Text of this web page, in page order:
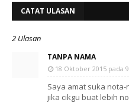
CATAT ULASAN
2 Ulasan
TANPA NAMA
18 Oktober 2015 pada
Saya amat suka
jika cikgu buat lebih